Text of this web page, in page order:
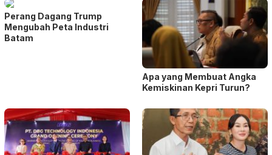
Perang Dagang Trump
Mengubah Peta Industri
Batam
Apa yang Membuat Angka
Kemiskinan Kepri Turun?